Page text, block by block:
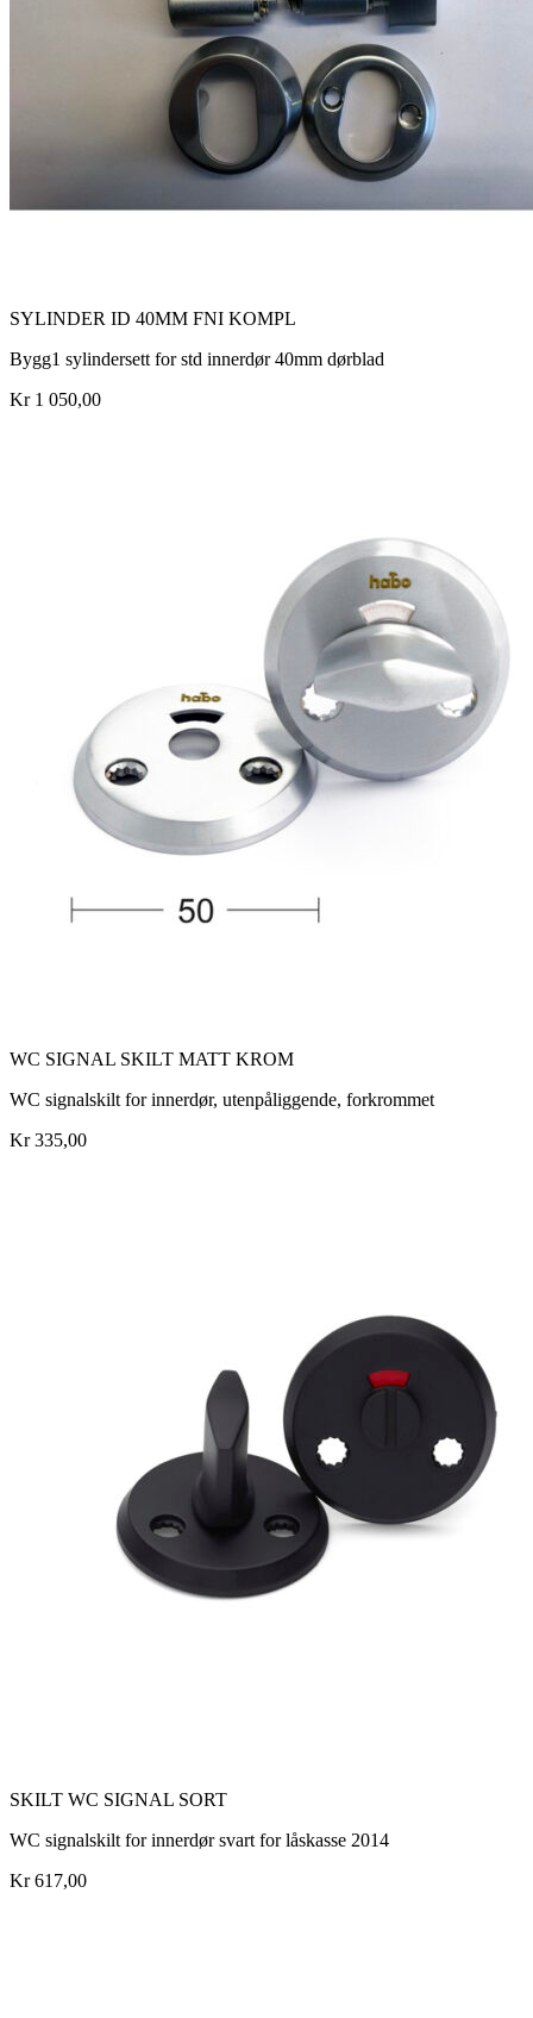
SYLINDER ID 40MM FNI KOMPL
Bygg1 sylindersett for std innerdør 40mm dørblad
Kr 1 050,00
WC SIGNAL SKILT MATT KROM
WC signalskilt for innerdør, utenpåliggende, forkrommet
Kr 335,00
SKILT WC SIGNAL SORT
WC signalskilt for innerdør svart for låskasse 2014
Kr 617,00